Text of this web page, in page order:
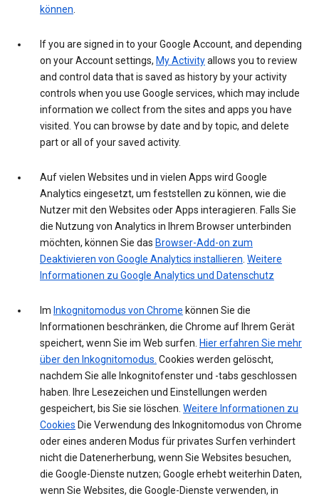
können.
If you are signed in to your Google Account, and depending
on your Account settings, My Activityallows you to review
and control data that is saved as history by your activity
controls when you use Google services, which may include
information we collect from the sites and apps you have
visited. You can browse by date and by topic, and delete
part or all of your saved activity.
Auf vielen Websites und in vielen Apps wird Google
Analytics eingesetzt, um feststellen zu können, wie die
Nutzer mit den Websites oder Apps interagieren. Falls Sie
die Nutzung von Analytics in Ihrem Browser unterbinden
möchten, können Sie das Browser-Add-on zum
Deaktivieren von Google Analytics installieren. Weitere
Informationen zu Google Analytics und Datenschutz
Im Inkognitomodus von Chrome können Sie die
Informationen beschränken, die Chrome auf Ihrem Gerät
speichert, wenn Sie im Web surfen. Hier erfahren Sie mehr
über den Inkognitomodus. Cookies werden gelöscht,
nachdem Sie alle Inkognitofenster und -tabs geschlossen
haben. Ihre Lesezeichen und Einstellungen werden
gespeichert, bis Sie sie löschen. Weitere Informationen zu
Cookies Die Verwendung des Inkognitomodus von Chrome
oder eines anderen Modus für privates Surfen verhindert
nicht die Datenerherbung, wenn Sie Websites besuchen,
die Google-Dienste nutzen; Google erhebt weiterhin Daten,
wenn Sie Websites, die Google-Dienste verwenden, in